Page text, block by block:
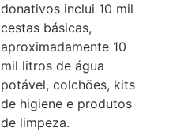
donativos inclui 10 mil
cestas básicas,
aproximadamente 10
mil litros de água
potável, colchões, kits
de higiene e produtos
de limpeza.